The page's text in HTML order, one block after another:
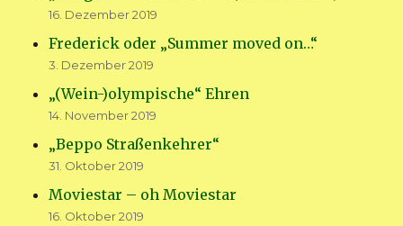
16. Dezember 2019
Frederick oder „Summer moved on…“
3. Dezember 2019
„(Wein-)olympische“ Ehren
14. November 2019
„Beppo Straßenkehrer“
31. Oktober 2019
Moviestar – oh Moviestar
16. Oktober 2019